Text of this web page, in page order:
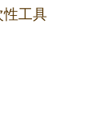
性工具